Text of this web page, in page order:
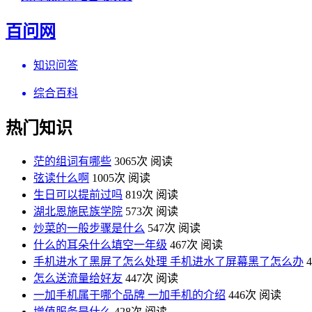
百问网
知识问答
综合百科
热门知识
茫的组词有哪些 3065次 阅读
弦读什么啊 1005次 阅读
生日可以提前过吗 819次 阅读
湖北恩施民族学院 573次 阅读
炒菜的一般步骤是什么 547次 阅读
什么的耳朵什么填空一年级 467次 阅读
手机进水了黑屏了怎么处理 手机进水了屏幕黑了怎么办
怎么送流量给好友 447次 阅读
一加手机属于哪个品牌 一加手机的介绍 446次 阅读